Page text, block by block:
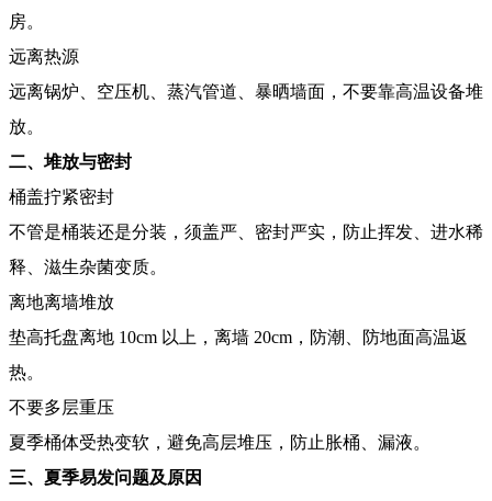
房。
远离热源
远离锅炉、空压机、蒸汽管道、暴晒墙面，不要靠高温设备堆
放。
二、堆放与密封
桶盖拧紧密封
不管是桶装还是分装，须盖严、密封严实，防止挥发、进水稀
释、滋生杂菌变质。
离地离墙堆放
垫高托盘离地 10cm 以上，离墙 20cm，防潮、防地面高温返
热。
不要多层重压
夏季桶体受热变软，避免高层堆压，防止胀桶、漏液。
三、夏季易发问题及原因